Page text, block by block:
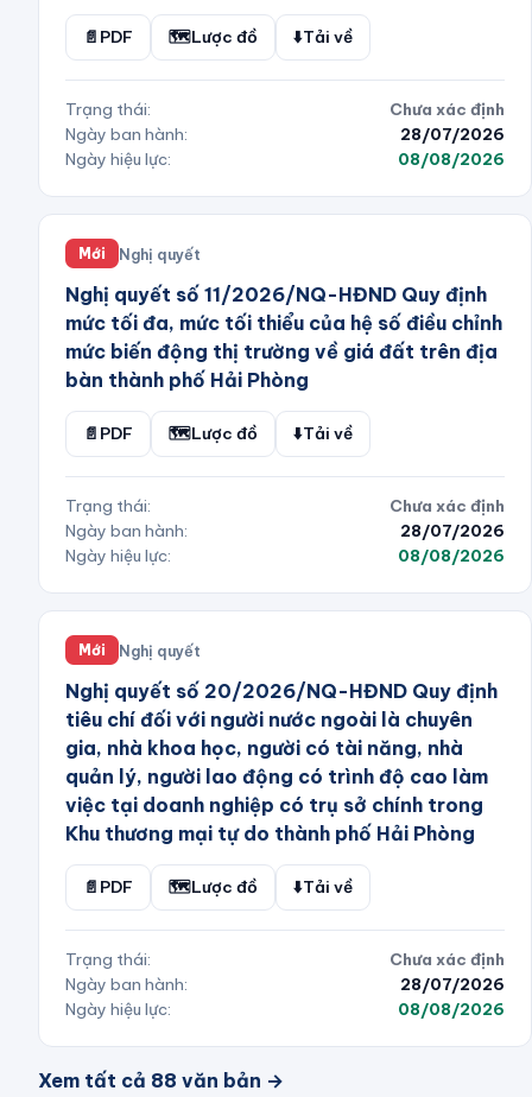
📄 PDF 🗺️Lược đồ ⬇️Tải về
Trạng thái:
Chưa xác định
Ngày ban hành:
28/07/2026
Ngày hiệu lực:
08/08/2026
Mới Nghị quyết
Nghị quyết số 11/2026/NQ-HĐND Quy định
mức tối đa, mức tối thiểu của hệ số điều chỉnh
mức biến động thị trường về giá đất trên địa
bàn thành phố Hải Phòng
📄 PDF 🗺️Lược đồ ⬇️Tải về
Trạng thái:
Chưa xác định
Ngày ban hành:
28/07/2026
Ngày hiệu lực:
08/08/2026
Mới Nghị quyết
Nghị quyết số 20/2026/NQ-HĐND Quy định
tiêu chí đối với người nước ngoài là chuyên
gia, nhà khoa học, người có tài năng, nhà
quản lý, người lao động có trình độ cao làm
việc tại doanh nghiệp có trụ sở chính trong
Khu thương mại tự do thành phố Hải Phòng
📄 PDF 🗺️Lược đồ ⬇️Tải về
Trạng thái:
Chưa xác định
Ngày ban hành:
28/07/2026
Ngày hiệu lực:
08/08/2026
Xem tất cả 88 văn bản →